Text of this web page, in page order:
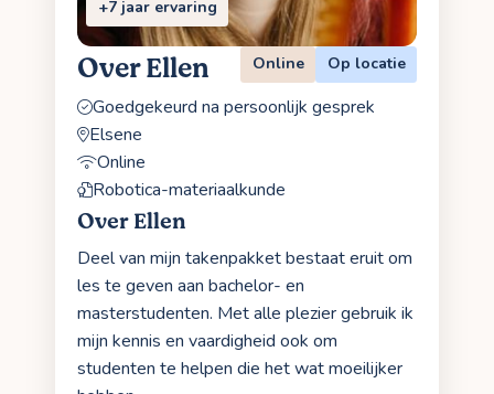
+7 jaar ervaring
Over Ellen Online Op locatie
Goedgekeurd na persoonlijk gesprek
Elsene
Online
Robotica-materiaalkunde
Over Ellen
Deel van mijn takenpakket bestaat eruit om
les te geven aan bachelor- en
masterstudenten. Met alle plezier gebruik ik
mijn kennis en vaardigheid ook om
studenten te helpen die het wat moeilijker